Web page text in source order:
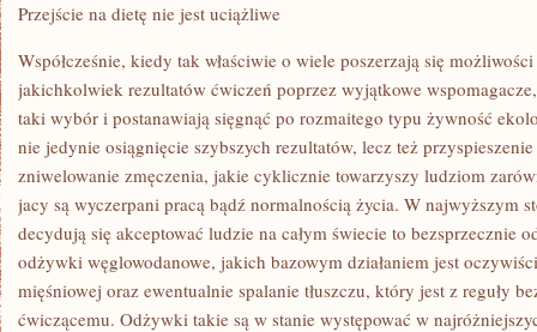
NA
DIETĘ
JEST
ZAWIŁE
Przejście na dietę nie jest uciążliwe
Współcześnie, kiedy tak właściwie o wiele poszerzają się
jakichkolwiek rezultatów ćwiczeń poprzez wyjątkowe
taki wybór i postanawiają sięgnąć po rozmaitego typu żywność
nie jedynie osiągnięcie szybszych rezultatów, lecz też
zniwelowanie zmęczenia, jakie cyklicznie towarzyszy ludziom
jacy są wyczerpani pracą bądź normalnością życia. W najwyższym
decydują się akceptować ludzie na całym świecie to bezsprzecznie
odżywki węglowodanowe, jakich bazowym działaniem jest
mięśniowej oraz ewentualnie spalanie tłuszczu, który jest z reguły
ćwiczącemu. Odżywki takie są w stanie występować w